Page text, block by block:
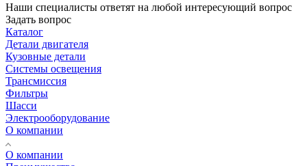
Наши специалисты ответят на любой интересующий вопрос
Задать вопрос
Каталог
Детали двигателя
Кузовные детали
Системы освещения
Трансмиссия
Фильтры
Шасси
Электрооборудование
О компании
О компании